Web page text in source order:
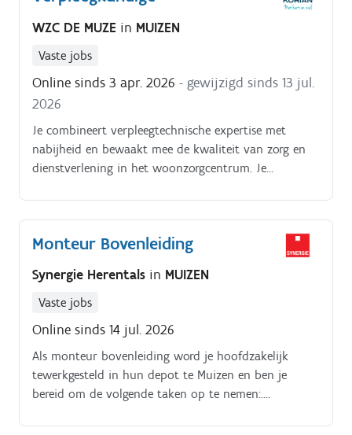
WZC DE MUZE in MUIZEN
Vaste jobs
Online sinds 3 apr. 2026 - gewijzigd sinds 13 jul.
2026
Je combineert verpleegtechnische expertise met
nabijheid en bewaakt mee de kwaliteit van zorg en
dienstverlening in het woonzorgcentrum. Je
verpleegkundige handelingen uit volgens de geldende
richtlijnen;je volgt zorgplannen op en bewaakt de
continuïteit van zorg;je observeert en rapporteert
aanspreekpunt voor bewoners, familie en artsen;je
ondersteunt en begeleidt zorgkundigen in de
in functie van zorgkwaliteit
Monteur Bovenleiding
Synergie Herentals in MUIZEN
Vaste jobs
Online sinds 14 jul. 2026
Als monteur bovenleiding word je hoofdzakelijk
tewerkgesteld in hun depot te Muizen en ben je
bereid om de volgende taken op te nemen:.